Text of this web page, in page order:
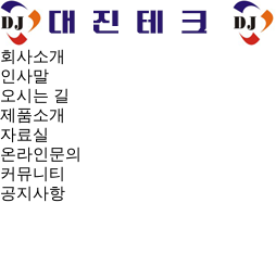
회사소개
인사말
오시는 길
제품소개
자료실
온라인문의
커뮤니티
공지사항